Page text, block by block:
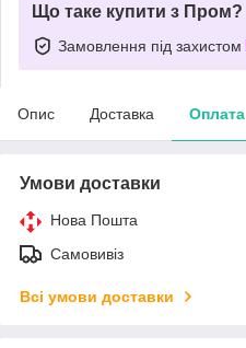
Що таке купити з Пром?
Замовлення під захистом
Опис Доставка Оплата
Умови доставки
Нова Пошта
Самовивіз
Всі умови доставки